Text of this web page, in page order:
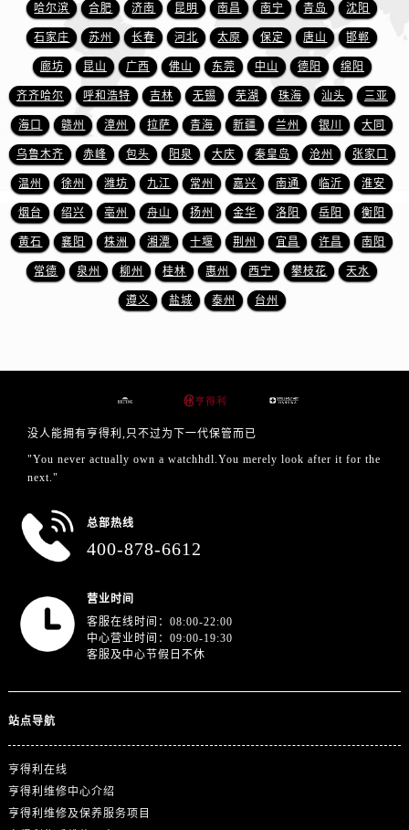
山东省济南市历下区经十路11111号华润中心写字楼（万象城）15层1508室售后服务中心（需提前预约）
山东省济宁市任城区太白楼路售后服务中心（需提前预约）
山东省莱芜市文化南路8号银座商城名表维修一楼名表维修售后服务中心（需提前预约）
山东省临沂市兰山区解放路售后服务中心（需提前预约）
山东省日照市东港区烟台路售后服务中心（需提前预约）
山东省泰安市泰山区财源街道泰山大街售后服务中心（需提前预约）
山东省威海市环翠区新威海路89号振华商厦一楼名表维修售后服务中心（需提前预约）
山东省潍坊市奎文区东风东街售后服务中心（需提前预约）
山东省枣庄市滕州市北辛路与善国路交叉口售后服务中心（需提前预约）
山东省淄博市张店区金晶大道售后服务中心（需提前预约）
上海市黄浦区南京东路299号宏伊国际广场写字楼8层806室售后服务中心（需提前预约）
浙江省宁波市江北区大闸南路500号来福士广场办公楼20层2009室售后服务中心（需提前预约）
哈尔滨 合肥 济南 昆明 南昌 南宁 青岛 沈阳
石家庄 苏州 长春 河北 太原 保定 唐山 邯郸
廊坊 昆山 广西 佛山 东莞 中山 德阳 绵阳
齐齐哈尔 呼和浩特 吉林 无锡 芜湖 珠海 汕头 三亚
海口 赣州 漳州 拉萨 青海 新疆 兰州 银川 大同
乌鲁木齐 赤峰 包头 阳泉 大庆 秦皇岛 沧州 张家口
温州 徐州 潍坊 九江 常州 嘉兴 南通 临沂 淮安
烟台 绍兴 亳州 舟山 扬州 金华 洛阳 岳阳 衡阳
黄石 襄阳 株洲 湘潭 十堰 荆州 宜昌 许昌 南阳
常德 泉州 柳州 桂林 惠州 西宁 攀枝花 天水
遵义 盐城 泰州 台州
没人能拥有亨得利,只不过为下一代保管而已
"You never actually own a watchhdl.You merely look after it for the
next."
总部热线
400-878-6612
营业时间
客服在线时间：08:00-22:00
中心营业时间：09:00-19:30
客服及中心节假日不休
站点导航
亨得利在线
亨得利维修中心介绍
亨得利维修及保养服务项目